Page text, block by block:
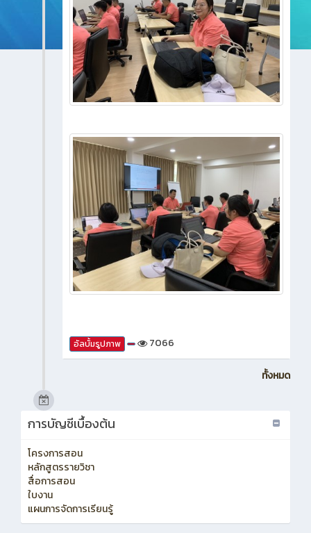
อัลบั้มรูปภาพ 7066
ทั้งหมด
การบัญชีเบื้องต้น
โครงการสอน
หลักสูตรรายวิชา
สื่อการสอน
ใบงาน
แผนการจัดการเรียนรู้